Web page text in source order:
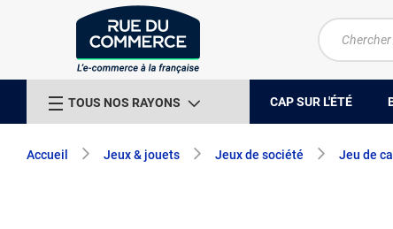
TOUS NOS RAYONS CAP SUR L'ÉTÉ
Accueil Jeux & jouets Jeux de société Jeu de